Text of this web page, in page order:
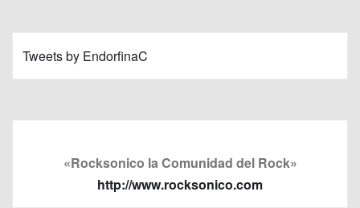
Tweets by EndorfinaC
«Rocksonico la Comunidad del Rock»
http://www.rocksonico.com